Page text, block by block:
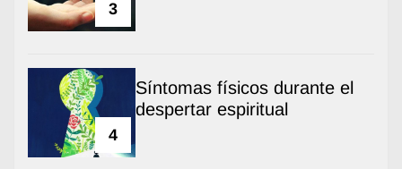
3
4
Síntomas físicos durante el
despertar espiritual